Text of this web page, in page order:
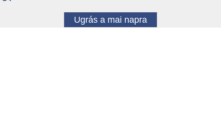
Ugrás a mai napra